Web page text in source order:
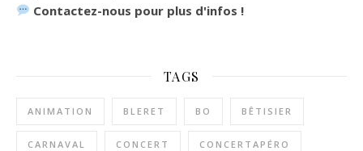
Contactez-nous pour plus d'infos !
TAGS
ANIMATION BLERET BO BÊTISIER
CARNAVAL CONCERT CONCERTAPÉRO